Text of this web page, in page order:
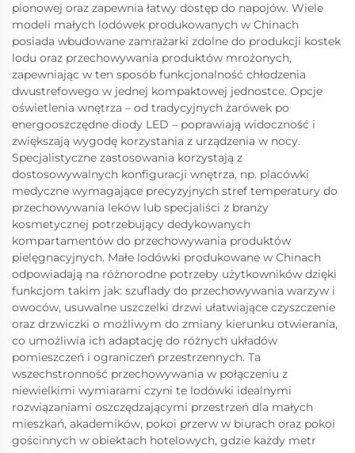
pionowej oraz zapewnia łatwy dostęp do napojów. Wiele
modeli małych lodówek produkowanych w Chinach
posiada wbudowane zamrażarki zdolne do produkcji kostek
lodu oraz przechowywania produktów mrożonych,
zapewniając w ten sposób funkcjonalność chłodzenia
dwustrefowego w jednej kompaktowej jednostce. Opcje
oświetlenia wnętrza – od tradycyjnych żarówek po
energooszczędne diody LED – poprawiają widoczność i
zwiększają wygodę korzystania z urządzenia w nocy.
Specjalistyczne zastosowania korzystają z
dostosowywalnych konfiguracji wnętrza, np. placówki
medyczne wymagające precyzyjnych stref temperatury do
przechowywania leków lub specjaliści z branży
kosmetycznej potrzebujący dedykowanych
kompartamentów do przechowywania produktów
pielęgnacyjnych. Małe lodówki produkowane w Chinach
odpowiadają na różnorodne potrzeby użytkowników dzięki
funkcjom takim jak: szuflady do przechowywania warzyw i
owoców, usuwalne uszczelki drzwi ułatwiające czyszczenie
oraz drzwiczki o możliwym do zmiany kierunku otwierania,
co umożliwia ich adaptację do różnych układów
pomieszczeń i ograniczeń przestrzennych. Ta
wszechstronność przechowywania w połączeniu z
niewielkimi wymiarami czyni te lodówki idealnymi
rozwiązaniami oszczędzającymi przestrzeń dla małych
mieszkań, akademików, pokoi przerw w biurach oraz pokoi
gościnnych w obiektach hotelowych, gdzie każdy metr